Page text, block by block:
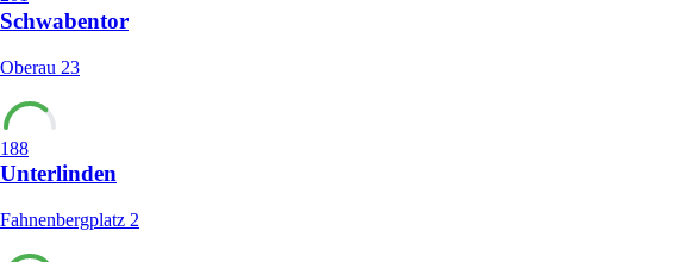
Schwabentor
Oberau 23
188
Unterlinden
Fahnenbergplatz 2